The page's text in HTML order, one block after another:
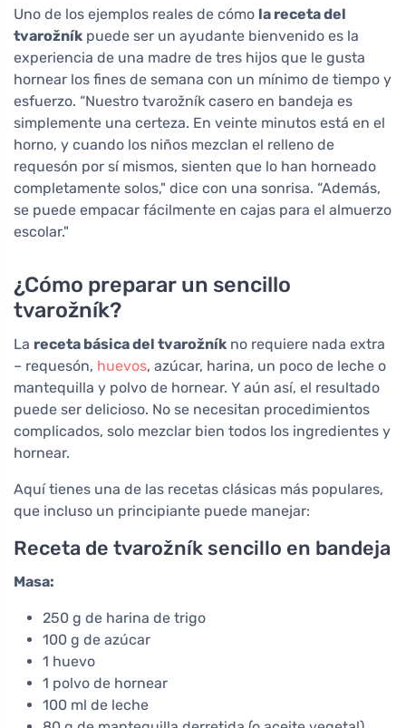
Uno de los ejemplos reales de cómo la receta del
tvarožník puede ser un ayudante bienvenido es la
experiencia de una madre de tres hijos que le gusta
hornear los fines de semana con un mínimo de tiempo y
esfuerzo. “Nuestro tvarožník casero en bandeja es
simplemente una certeza. En veinte minutos está en el
horno, y cuando los niños mezclan el relleno de
requesón por sí mismos, sienten que lo han horneado
completamente solos," dice con una sonrisa. “Además,
se puede empacar fácilmente en cajas para el almuerzo
escolar."
¿Cómo preparar un sencillo
tvarožník?
La receta básica del tvarožník no requiere nada extra
– requesón, huevos, azúcar, harina, un poco de leche o
mantequilla y polvo de hornear. Y aún así, el resultado
puede ser delicioso. No se necesitan procedimientos
complicados, solo mezclar bien todos los ingredientes y
hornear.
Aquí tienes una de las recetas clásicas más populares,
que incluso un principiante puede manejar:
Receta de tvarožník sencillo en bandeja
Masa:
250 g de harina de trigo
100 g de azúcar
1 huevo
1 polvo de hornear
100 ml de leche